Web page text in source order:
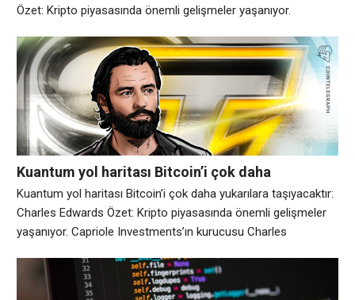
Özet: Kripto piyasasında önemli gelişmeler yaşanıyor.
gezegendeki her şifreli sistem için bir risk faktörüdür. Ancak
çalışma şekli nedeniyle kripto ilk test edilen teknoloji olabilir.
Quantum Xchange CEO’su Eddy Zervigon, CoinDesk ile yaptığı
röportajda “Kripto para
Kuantum yol haritası Bitcoin’i çok daha
yukarılara taşıyacaktır: Charles Edwards
Kuantum yol haritası Bitcoin’i çok daha yukarılara taşıyacaktır:
Charles Edwards Özet: Kripto piyasasında önemli gelişmeler
yaşanıyor. Capriole Investments’ın kurucusu Charles
bırakıp blok zincirini kuantum bilişim saldırılarına karşı
güçlendirmek için net bir plan hazırlamaları gerekiyor. Sonunda